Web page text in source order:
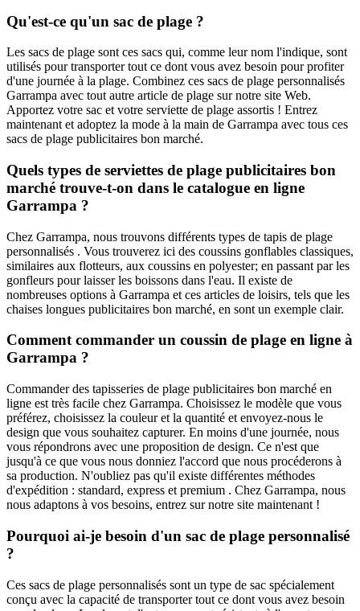
Qu'est-ce qu'un sac de plage ?
Les sacs de plage sont ces sacs qui, comme leur nom l'indique, sont
utilisés pour transporter tout ce dont vous avez besoin pour profiter
d'une journée à la plage. Combinez ces sacs de plage personnalisés
Garrampa avec tout autre article de plage sur notre site Web.
Apportez votre sac et votre serviette de plage assortis ! Entrez
maintenant et adoptez la mode à la main de Garrampa avec tous ces
sacs de plage publicitaires bon marché.
Quels types de serviettes de plage publicitaires bon
marché trouve-t-on dans le catalogue en ligne
Garrampa ?
Chez Garrampa, nous trouvons différents types de tapis de plage
personnalisés . Vous trouverez ici des coussins gonflables classiques,
similaires aux flotteurs, aux coussins en polyester; en passant par les
gonfleurs pour laisser les boissons dans l'eau. Il existe de
nombreuses options à Garrampa et ces articles de loisirs, tels que les
chaises longues publicitaires bon marché, en sont un exemple clair.
Comment commander un coussin de plage en ligne à
Garrampa ?
Commander des tapisseries de plage publicitaires bon marché en
ligne est très facile chez Garrampa. Choisissez le modèle que vous
préférez, choisissez la couleur et la quantité et envoyez-nous le
design que vous souhaitez capturer. En moins d'une journée, nous
vous répondrons avec une proposition de design. Ce n'est que
jusqu'à ce que vous nous donniez l'accord que nous procéderons à
sa production. N'oubliez pas qu'il existe différentes méthodes
d'expédition : standard, express et premium . Chez Garrampa, nous
nous adaptons à vos besoins, entrez sur notre site maintenant !
Pourquoi ai-je besoin d'un sac de plage personnalisé
?
Ces sacs de plage personnalisés sont un type de sac spécialement
conçu avec la capacité de transporter tout ce dont vous avez besoin